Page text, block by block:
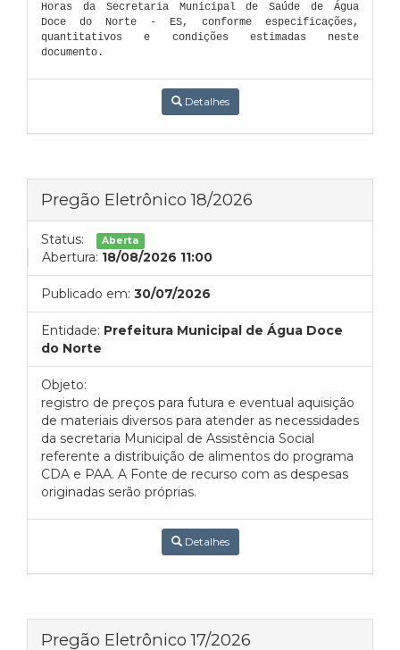
Horas da Secretaria Municipal de Saúde de Água
Doce do Norte - ES, conforme especificações,
quantitativos e condições estimadas neste
documento.
Detalhes
Pregão Eletrônico 18/2026
Status: Aberta
Abertura: 18/08/2026 11:00
Publicado em: 30/07/2026
Entidade: Prefeitura Municipal de Água Doce
do Norte
Objeto:
registro de preços para futura e eventual aquisição
de materiais diversos para atender as necessidades
da secretaria Municipal de Assistência Social
referente a distribuição de alimentos do programa
CDA e PAA. A Fonte de recurso com as despesas
originadas serão próprias.
Detalhes
Pregão Eletrônico 17/2026